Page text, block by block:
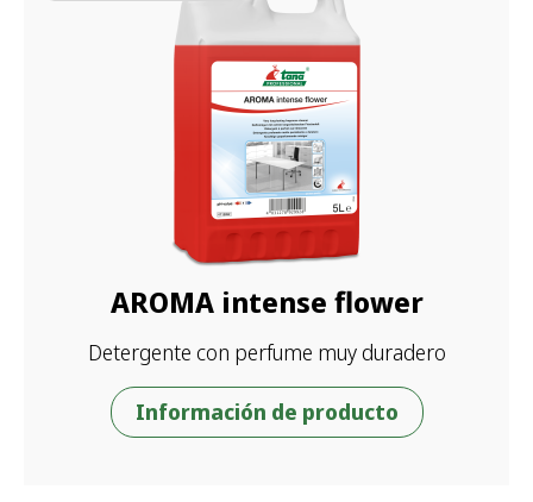
AROMA intense flower
Detergente con perfume muy duradero
Información de producto